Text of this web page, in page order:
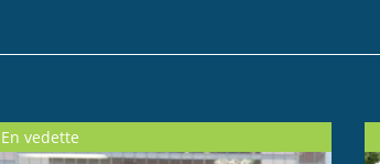
En vedette